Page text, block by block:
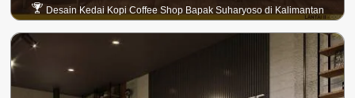
Desain Kedai Kopi Coffee Shop Bapak Suharyoso di Kalimantan